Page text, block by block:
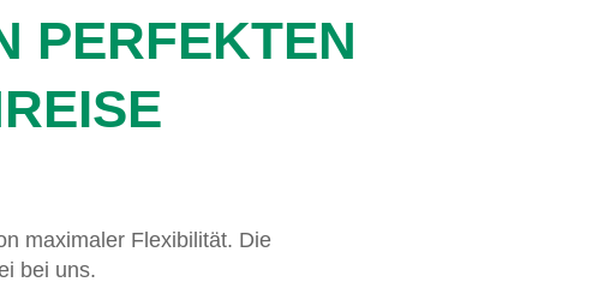
PERFEKTEN
maximaler Flexibilität. Die
bei uns.